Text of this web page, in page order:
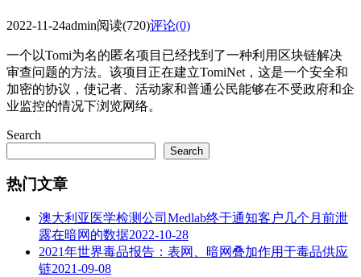
2022-11-24admin阅读(720)评论(0)
一个以Tomi为名的匿名项目已经找到了一种利用区块链解决
审查问题的方法。该项目正在建立TomiNet，这是一个安全和
加密的协议，使记者、活动家和普通公民能够在不受政府和企
业监控的情况下浏览网络。
Search
Search
热门文章
澳大利亚医学检测公司Medlab终于通知客户几个月前泄
露在暗网的数据2022-10-28
2021年世界毒品报告：表网、暗网叠加作用于毒品供应
链2021-09-08